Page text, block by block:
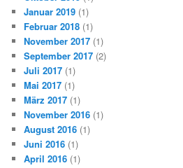
Januar 2019 (1)
Februar 2018 (1)
November 2017 (1)
September 2017 (2)
Juli 2017 (1)
Mai 2017 (1)
März 2017 (1)
November 2016 (1)
August 2016 (1)
Juni 2016 (1)
April 2016 (1)